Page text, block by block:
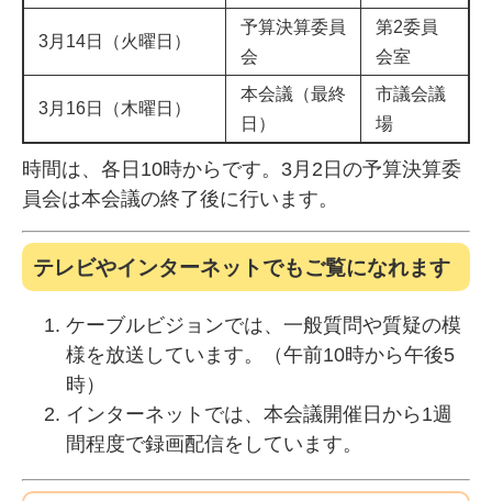
3月14日（火曜日）
予算決算委員
会
第2委員
会室
3月16日（木曜日）
本会議（最終
日）
市議会議
場
時間は、各日10時からです。3月2日の予算決算委
員会は本会議の終了後に行います。
テレビやインターネットでもご覧になれます
ケーブルビジョンでは、一般質問や質疑の模
様を放送しています。（午前10時から午後5
時）
インターネットでは、本会議開催日から1週
間程度で録画配信をしています。